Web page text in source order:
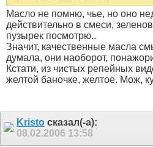
Масло не помню, чье, но оно
действительно в смеси,
пузырек посмотрю..
Значит, качественные масла
думала, они наоборот,
Кстати, из чистых репейных
желтой баночке, желтое. Мож,
Kristo сказал(-а):
08.02.2006 13:58